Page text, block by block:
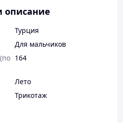
описание
Турция
Для мальчиков
164
Лето
Трикотаж